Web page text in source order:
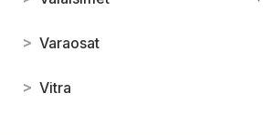
> Varaosat
> Vitra